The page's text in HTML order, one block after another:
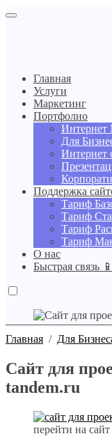
Главная
Услуги
Маркетинг
Портфолио
Интернет
Для
Интернет
Поддержка
Тариф
Тариф
Тариф
Тариф
О нас
Быстрая связь 📱
Главная / Для
Сайт для
tandem.ru
перейти на сайт